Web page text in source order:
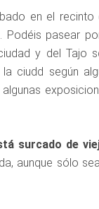
en el recinto
Podéis pasear
y del Tajo
ciudd según
surcado de
aunque sólo